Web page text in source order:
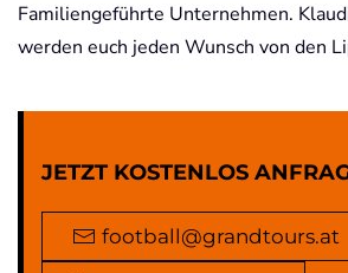
Familiengeführte Unternehmen.
werden euch jeden Wunsch von den
JETZT KOSTENLOS
football@grandtours.at